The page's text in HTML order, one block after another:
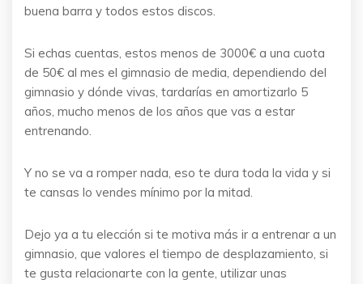
buena barra y todos estos discos.
Si echas cuentas, estos menos de 3000€ a una cuota
de 50€ al mes el gimnasio de media, dependiendo del
gimnasio y dónde vivas, tardarías en amortizarlo 5
años, mucho menos de los años que vas a estar
entrenando.
Y no se va a romper nada, eso te dura toda la vida y si
te cansas lo vendes mínimo por la mitad.
Dejo ya a tu elección si te motiva más ir a entrenar a un
gimnasio, que valores el tiempo de desplazamiento, si
te gusta relacionarte con la gente, utilizar unas